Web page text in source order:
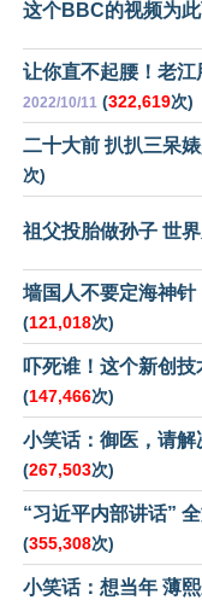
这个BBC的视频为
让你直不起腰！老
2022/10/11 (322,619次)
二十大前 扒扒三呆
次)
祖父投胎做孙子 世
墙国人不要定海神
(121,018次)
吓死谁！这个新创
(147,466次)
小笑话：御医，请
(267,503次)
“习近平内部讲话”
(355,308次)
小笑话：想当年 薄